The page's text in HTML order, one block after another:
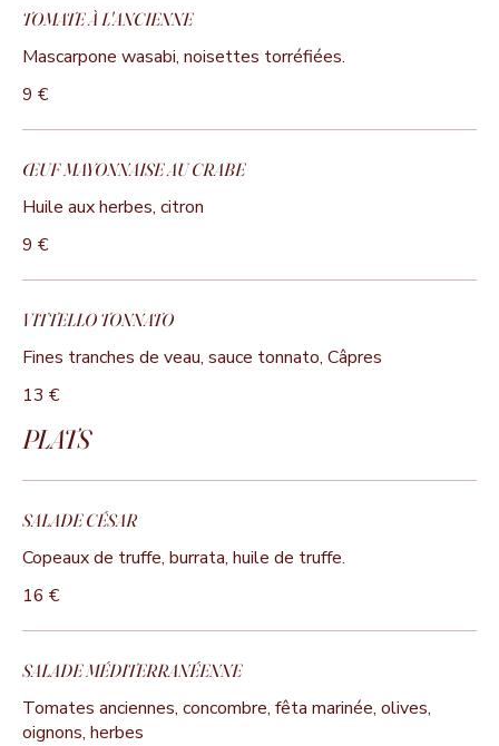
TOMATE À L'ANCIENNE
Mascarpone wasabi, noisettes torréfiées.
9 €
ŒUF MAYONNAISE AU CRABE
Huile aux herbes, citron
9 €
VITTELLO TONNATO
Fines tranches de veau, sauce tonnato, Câpres
13 €
PLATS
SALADE CÉSAR
Copeaux de truffe, burrata, huile de truffe.
16 €
SALADE MÉDITERRANÉENNE
Tomates anciennes, concombre, fêta marinée, olives,
oignons, herbes